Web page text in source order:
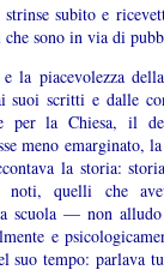
subito e
sono in via di
piacevolezza
suoi scritti e dalle
per la Chiesa, il
meno emarginato, la
la storia:
noti, quelli che
scuola — non
e
suo tempo: parlava